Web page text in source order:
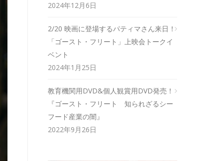
2024年12月6日
2/20 映画に登場するパティマさん来日！
「ゴースト・フリート」上映会トークイ
ベント
2024年1月25日
教育機関用DVD&個人観賞用DVD発売！
『ゴースト・フリート 知られざるシー
フード産業の闇』
2022年9月26日